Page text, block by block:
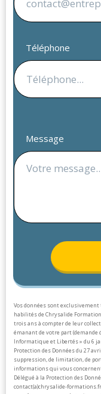
Téléphone
Message
Vos données sont
habilités de Chrysalide
trois ans à compter de leur
émanant de votre part (demande
Informatique et Libertés » du 6
Protection des Données du 27
suppression, de limitation, de
informations qui vous
Délégué à la Protection des
contact(a)chrysalide-